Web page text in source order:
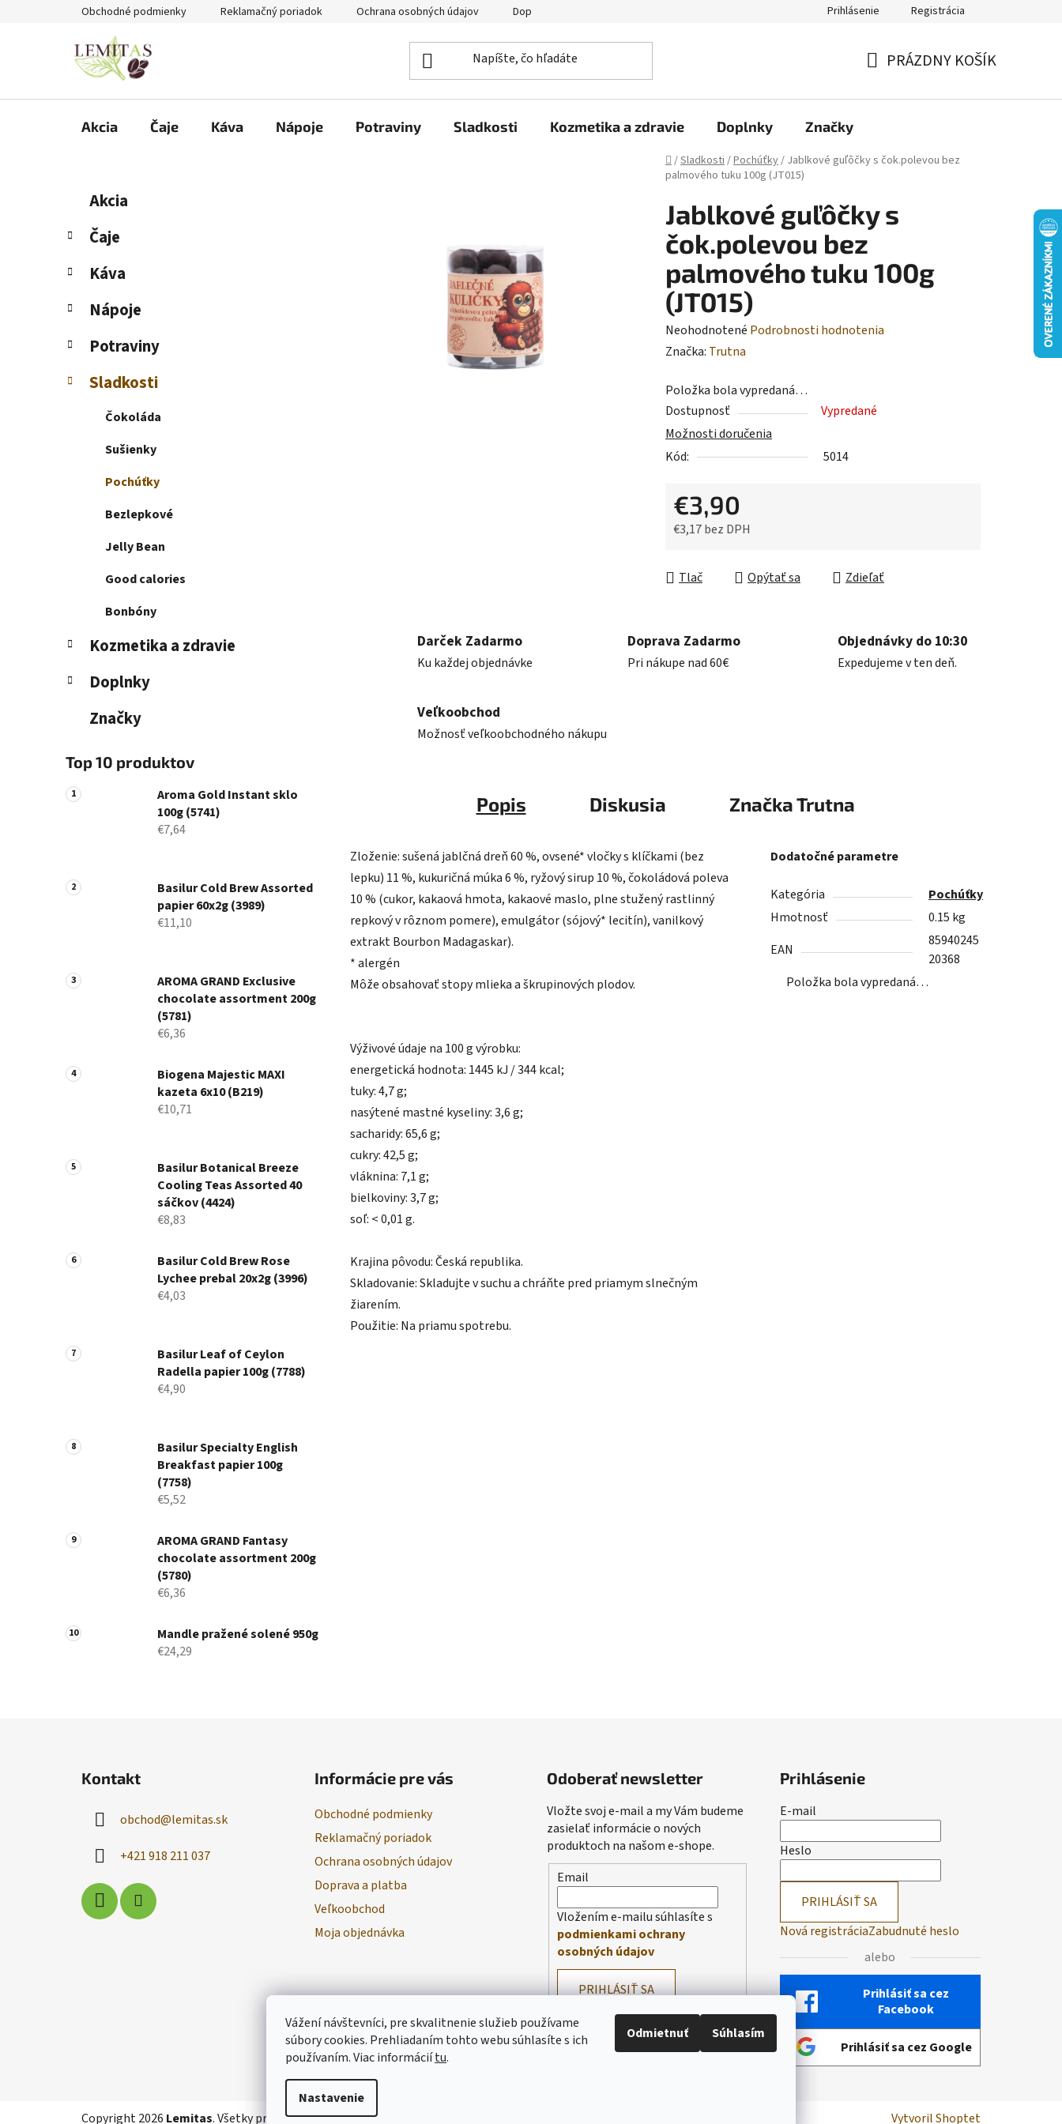
Vážení návštevníci, pre skvalitnenie služieb používame
súbory cookies. Prehliadaním tohto webu súhlasíte s ich
používaním.Viac informáciítu.
Nastavenie
Odmietnuť Súhlasím
Obchodné podmienky Reklamačný poriadok Ochrana osobných údajov Doprava a platba Prihlásenie Registrácia
PRÁZDNY KOŠÍK
Akcia Čaje Káva Nápoje Potraviny Sladkosti Kozmetika a zdravie Doplnky Značky
Domov
/Sladkosti/Pochúťky/ Jablkové guľôčky s čok.polevou bez
palmového tuku 100g (JT015)
č
ý
a
n
l
Preskočiť
kategórie
e
ó
i
Akcia
Čaje
Káva
Nápoje
Potraviny
Sladkosti
Čokoláda
Sušienky
Pochúťky
Bezlepkové
Jelly Bean
Good calories
Bonbóny
Kozmetika a zdravie
Doplnky
Značky
Top 10 produktov
Aroma Gold Instant sklo
100g (5741)
€7,64
Basilur Cold Brew Assorted
papier 60x2g (3989)
€11,10
AROMA GRAND Exclusive
chocolate assortment 200g
(5781)
€6,36
Biogena Majestic MAXI
kazeta 6x10 (B219)
€10,71
Basilur Botanical Breeze
Cooling Teas Assorted 40
sáčkov (4424)
€8,83
Basilur Cold Brew Rose
Lychee prebal 20x2g (3996)
€4,03
Basilur Leaf of Ceylon
Radella papier 100g (7788)
€4,90
Basilur Specialty English
Breakfast papier 100g
(7758)
€5,52
AROMA GRAND Fantasy
chocolate assortment 200g
(5780)
€6,36
Mandle pražené solené 950g
€24,29
Jablkové guľôčky s
čok.polevou bez
palmového tuku 100g
(JT015)
Priemerné
hodnotenie
je
0,0
z
5
Neohodnotené Podrobnosti hodnotenia
Značka: Trutna
Položka bola vypredaná…
Dostupnosť
Vypredané
Možnosti doručenia
Kód:
5014
€3,90
€3,17 bez DPH
Tlač
Opýtať sa Zdieľať
Darček Zadarmo
Ku každej objednávke
Doprava Zadarmo
Pri nákupe nad 60€
Objednávky do 10:30
Expedujeme v ten deň.
Veľkoobchod
Možnosť veľkoobchodného nákupu
Popis Diskusia ZnačkaTrutna
Zloženie: sušená jablčná dreň 60 %, ovsené* vločky s klíčkami (bez
lepku) 11 %, kukuričná múka 6 %, ryžový sirup 10 %, čokoládová poleva
10 % (cukor, kakaová hmota, kakaové maslo, plne stužený rastlinný
repkový v rôznom pomere), emulgátor (sójový* lecitín), vanilkový
extrakt Bourbon Madagaskar).
* alergén
Môže obsahovať stopy mlieka a škrupinových plodov.
Výživové údaje na 100 g výrobku:
energetická hodnota: 1445 kJ / 344 kcal;
tuky: 4,7 g;
nasýtené mastné kyseliny: 3,6 g;
sacharidy: 65,6 g;
cukry: 42,5 g;
vláknina: 7,1 g;
bielkoviny: 3,7 g;
soľ: < 0,01 g.
Krajina pôvodu: Česká republika.
Skladovanie: Skladujte v suchu a chráňte pred priamym slnečným
žiarením.
Použitie: Na priamu spotrebu.
Dodatočné parametre
Kategória
Pochúťky
Hmotnosť
0.15 kg
EAN
85940245
20368
Položka bola vypredaná…
Kontakt
obchod@lemitas.sk
+421 918 211 037
Informácie pre vás
Obchodné podmienky
Reklamačný poriadok
Ochrana osobných údajov
Doprava a platba
Veľkoobchod
Moja objednávka
Odoberať newsletter
Vložte svoj e-mail a my Vám budeme
zasielať informácie o nových
produktoch na našom e-shope.
Email
Vložením e-mailu súhlasíte s
podmienkami ochrany
osobných údajov
PRIHLÁSIŤ SA
Prihlásenie
E-mail
Heslo
PRIHLÁSIŤ SA
Nová registráciaZabudnuté heslo
alebo
Prihlásiť sa cez
Facebook
Prihlásiť sa cez Google
Vytvoril Shoptet
Copyright 2026 Lemitas. Všetky práva vyhradené.Upraviť nastavenie cookies